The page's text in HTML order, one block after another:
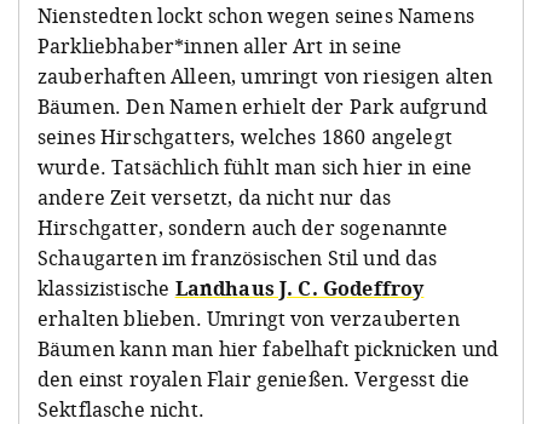
Nienstedten lockt schon wegen seines Namens
Parkliebhaber*innen aller Art in seine
zauberhaften Alleen, umringt von riesigen alten
Bäumen. Den Namen erhielt der Park aufgrund
seines Hirschgatters, welches 1860 angelegt
wurde. Tatsächlich fühlt man sich hier in eine
andere Zeit versetzt, da nicht nur das
Hirschgatter, sondern auch der sogenannte
Schaugarten im französischen Stil und das
klassizistische Landhaus J. C. Godeffroy
erhalten blieben. Umringt von verzauberten
Bäumen kann man hier fabelhaft picknicken und
den einst royalen Flair genießen. Vergesst die
Sektflasche nicht.